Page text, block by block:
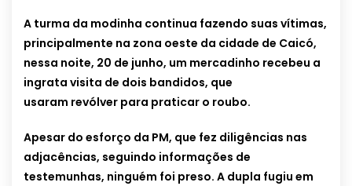
A turma da modinha continua fazendo suas vítimas,
principalmente na zona oeste da cidade de Caicó,
nessa noite, 20 de junho, um mercadinho recebeu a
ingrata visita de dois bandidos, que
usaram revólver para praticar o roubo.
Apesar do esforço da PM, que fez diligências nas
adjacências, seguindo informações de
testemunhas, ninguém foi preso. A dupla fugiu em